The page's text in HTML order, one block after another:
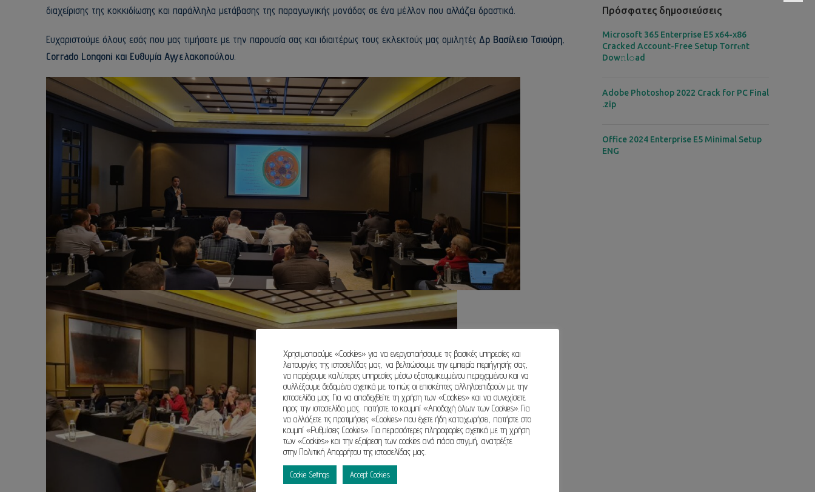
διαχείρισης της κοκκιδίωσης και παράλληλα μετάβασης της παραγωγικής μονάδας σε ένα μέλλον που αλλάζει δραστικά.
Ευχαριστούμε όλους εσάς που μας τιμήσατε με την παρουσία σας και ιδιαιτέρως τους εκλεκτούς μας ομιλητές Δρ Βασίλειο Τσιούρη,
Corrado Longoni και Ευθυμία Αγγελακοπούλου
Πρόσφατες δημοσιεύσεις
Microsoft 365 Enterprise E5 x64-x86
Cracked Account-Free Setup Torr𝐞nt
Dow𝚗l𝚘аd
Adobe Photoshop 2022 Crack for PC Final
.zip
Office 2024 Enterprise E5 Minimal Setup
ENG
Χρησιμοποιούμε «Cookies» για να ενεργοποιήσουμε τις βασικές υπηρεσίες και
λειτουργίες της ιστοσελίδας μας, να βελτιώσουμε την εμπειρία περιήγησής σας,
να παρέχουμε καλύτερες υπηρεσίες μέσω εξατομικευμένου περιεχομένου και να
συλλέξουμε δεδομένα σχετικά με το πώς οι επισκέπτες αλληλοεπιδρούν με την
ιστοσελίδα μας. Για να αποδεχθείτε τη χρήση των «Cookies» και να συνεχίσετε
προς την ιστοσελίδα μας, πατήστε το κουμπί «Αποδοχή όλων των Cookies». Για
να αλλάξετε τις προτιμήσεις «Cookies» που έχετε ήδη καταχωρήσει, πατήστε στο
κουμπί «Ρυθμίσεις Cookies». Για περισσότερες πληροφορίες σχετικά με τη χρήση
των «Cookies» και την εξαίρεση των cookies ανά πάσα στιγμή, ανατρέξτε
στην Πολιτική Απορρήτου της ιστοσελίδας μας.
Cookie Settings Accept Cookies